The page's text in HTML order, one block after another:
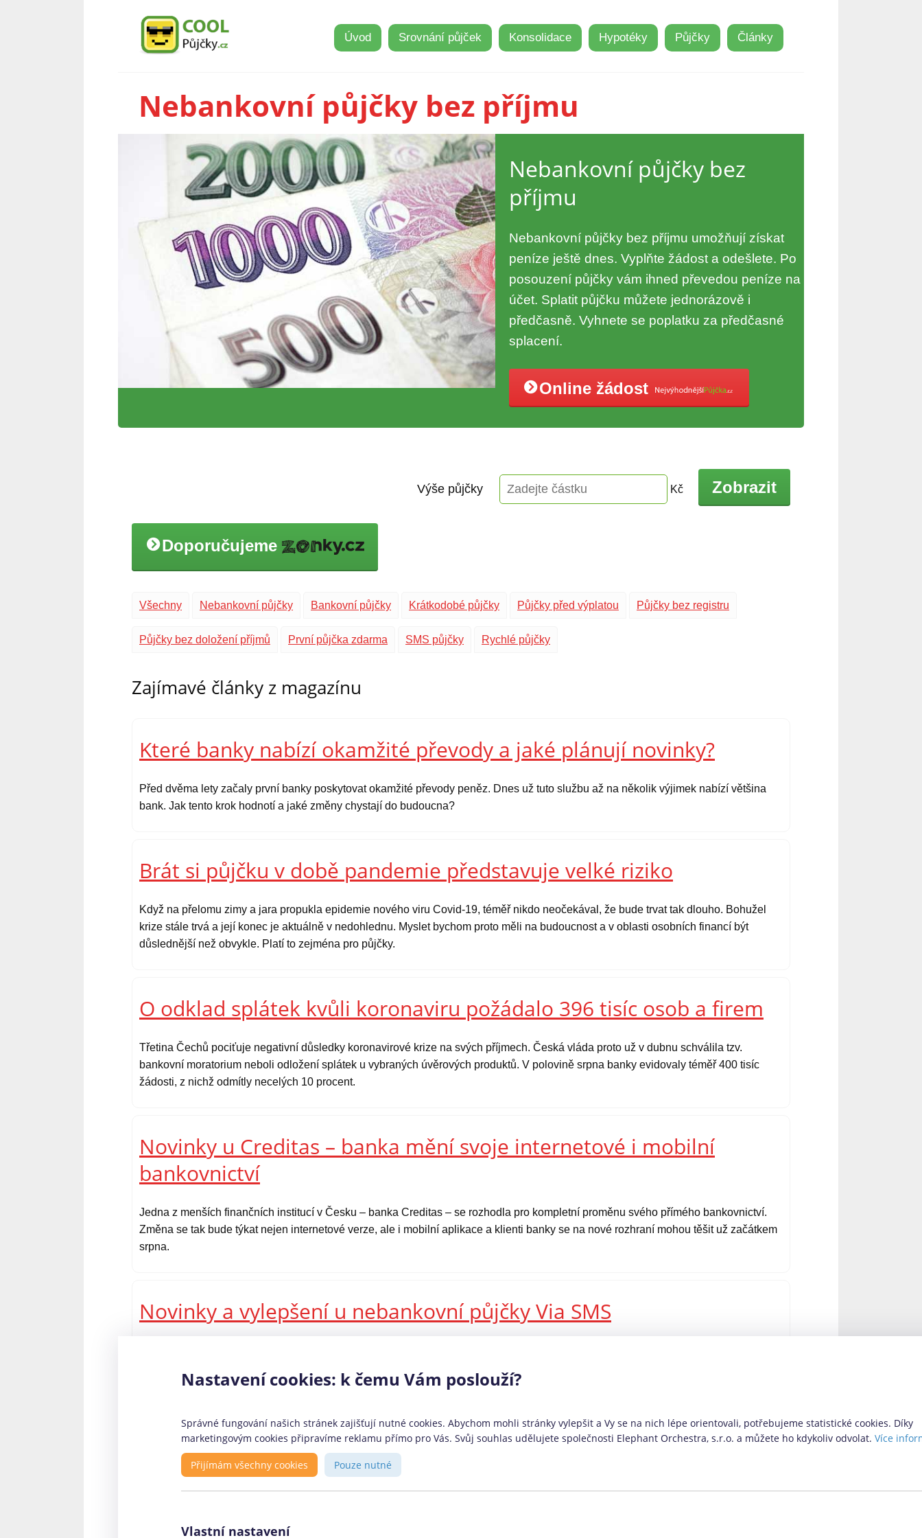
Úvod Srovnání půjček Konsolidace Hypotéky Půjčky Články
Nebankovní půjčky bez příjmu
Nebankovní půjčky bez
příjmu
Nebankovní půjčky bez příjmu umožňují získat
peníze ještě dnes. Vyplňte žádost a odešlete. Po
posouzení půjčky vám ihned převedou peníze na
účet. Splatit půjčku můžete jednorázově i
předčasně. Vyhnete se poplatku za předčasné
splacení.
Online žádost
Výše půjčky Kč Zobrazit
Doporučujeme
Všechny Nebankovní půjčky Bankovní půjčky Krátkodobé půjčky Půjčky před výplatou Půjčky bez registru
Půjčky bez doložení příjmů První půjčka zdarma SMS půjčky Rychlé půjčky
Zajímavé články z magazínu
Které banky nabízí okamžité převody a jaké plánují novinky?
Před dvěma lety začaly první banky poskytovat okamžité převody peněz. Dnes už tuto službu až na několik výjimek nabízí většina
bank. Jak tento krok hodnotí a jaké změny chystají do budoucna?
Brát si půjčku v době pandemie představuje velké riziko
Když na přelomu zimy a jara propukla epidemie nového viru Covid-19, téměř nikdo neočekával, že bude trvat tak dlouho. Bohužel
krize stále trvá a její konec je aktuálně v nedohlednu. Myslet bychom proto měli na budoucnost a v oblasti osobních financí být
důslednější než obvykle. Platí to zejména pro půjčky.
O odklad splátek kvůli koronaviru požádalo 396 tisíc osob a firem
Třetina Čechů pociťuje negativní důsledky koronavirové krize na svých příjmech. Česká vláda proto už v dubnu schválila tzv.
bankovní moratorium neboli odložení splátek u vybraných úvěrových produktů. V polovině srpna banky evidovaly téměř 400 tisíc
žádosti, z nichž odmítly necelých 10 procent.
Novinky u Creditas – banka mění svoje internetové i mobilní
bankovnictví
Jedna z menších finančních institucí v Česku – banka Creditas – se rozhodla pro kompletní proměnu svého přímého bankovnictví.
Změna se tak bude týkat nejen internetové verze, ale i mobilní aplikace a klienti banky se na nové rozhraní mohou těšit už začátkem
srpna.
Novinky a vylepšení u nebankovní půjčky Via SMS
kteří potřebují půjčit vyšší částku nebo preferují větší volnost při způsobu splácení. Jaké konkrétní novinky si pro nás provozovatel
Rychlé odkazy Provozovatel
Nastavení cookies: k čemu Vám poslouží?
Správné fungování našich stránek zajišťují nutné cookies. Abychom mohli stránky vylepšit a Vy se na nich lépe orientovali, potřebujeme statistické cookies. Díky
marketingovým cookies připravíme reklamu přímo pro Vás. Svůj souhlas udělujete společnosti Elephant Orchestra, s.r.o. a můžete ho kdykoliv odvolat. Více
Přijímám všechny cookies Pouze nutné
Vlastní nastavení